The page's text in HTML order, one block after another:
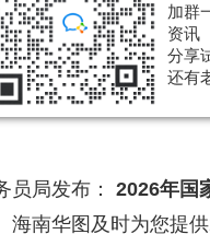
加群
资讯
分享
还有
员局发布： 2026年国
海南华图及时为您提